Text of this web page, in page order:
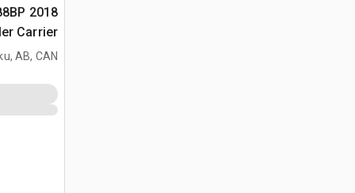
Carrier
AB, CAN